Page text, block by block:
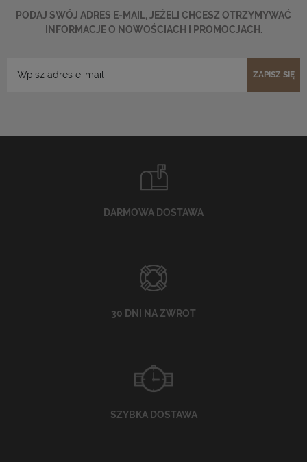
PODAJ SWÓJ ADRES E-MAIL, JEŻELI CHCESZ OTRZYMYWAĆ
INFORMACJE O NOWOŚCIACH I PROMOCJACH.
ZAPISZ SIĘ
DARMOWA DOSTAWA
30 DNI NA ZWROT
SZYBKA DOSTAWA